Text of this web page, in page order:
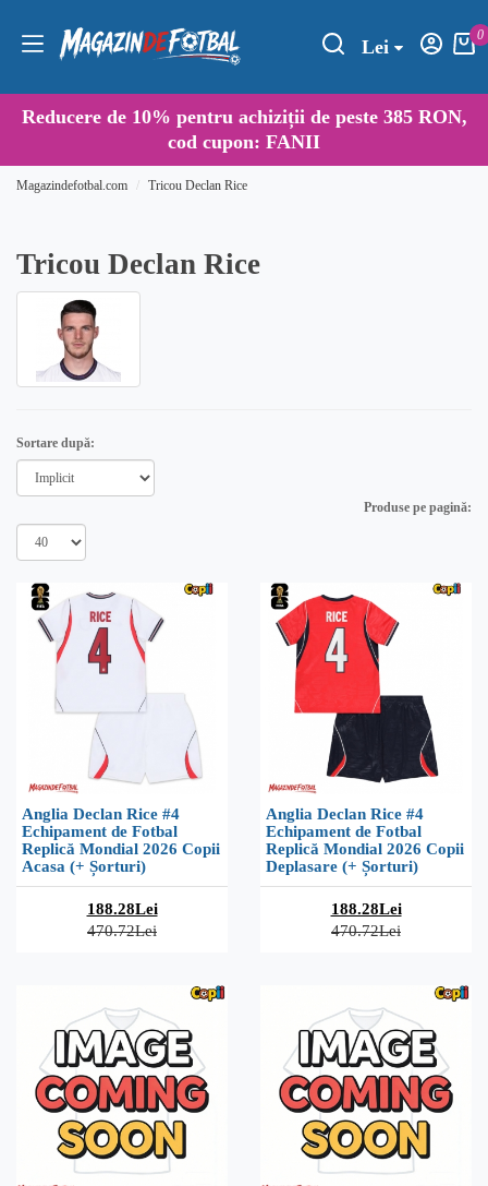
Lei
0
Reducere de 10% pentru achiziții de peste 385 RON,
cod cupon: FANII
Magazindefotbal.com Tricou Declan Rice
Tricou Declan Rice
Sortare după:
Produse pe pagină:
Anglia Declan Rice #4
Echipament de Fotbal
Replică Mondial 2026 Copii
Acasa (+ Șorturi)
188.28Lei
470.72Lei
Anglia Declan Rice #4
Echipament de Fotbal
Replică Mondial 2026 Copii
Deplasare (+ Șorturi)
188.28Lei
470.72Lei